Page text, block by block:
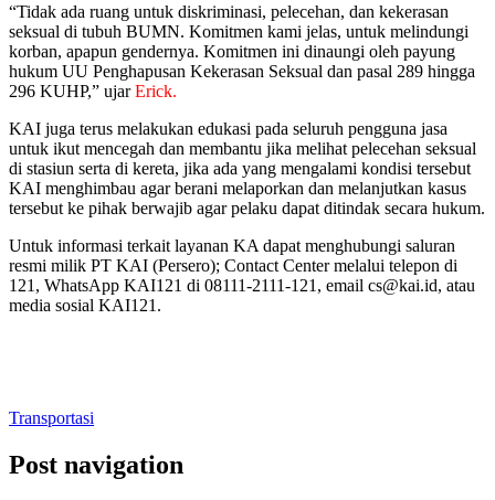
“Tidak ada ruang untuk diskriminasi, pelecehan, dan kekerasan
seksual di tubuh BUMN. Komitmen kami jelas, untuk melindungi
korban, apapun gendernya. Komitmen ini dinaungi oleh payung
hukum UU Penghapusan Kekerasan Seksual dan pasal 289 hingga
296 KUHP,” ujarErick.
KAI juga terus melakukan edukasi pada seluruh pengguna jasa
untuk ikut mencegah dan membantu jika melihat pelecehan seksual
di stasiun serta di kereta, jika ada yang mengalami kondisi tersebut
KAI menghimbau agar berani melaporkan dan melanjutkan kasus
tersebut ke pihak berwajib agar pelaku dapat ditindak secara hukum.
Untuk informasi terkait layanan KA dapat menghubungi saluran
resmi milik PT KAI (Persero); Contact Center melalui telepon di
121, WhatsApp KAI121 di 08111-2111-121, email cs@kai.id, atau
media sosial KAI121.
Transportasi
Post navigation